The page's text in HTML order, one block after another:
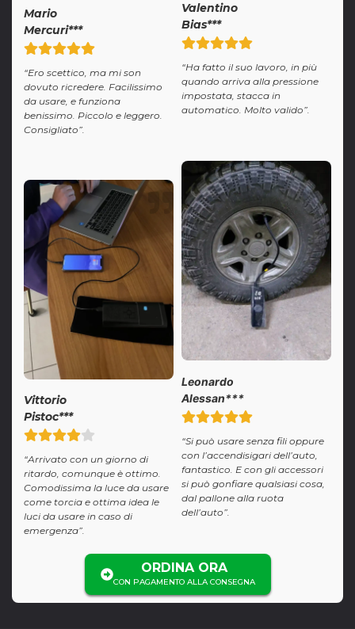
Mario
Mercuri***
“Ero scettico, ma mi son
dovuto ricredere. Facilissimo
da usare, e funziona
benissimo. Piccolo e leggero.
Consigliato”.
Vittorio
Pistoc***
“Arrivato con un giorno di
ritardo, comunque è ottimo.
Comodissima la luce da usare
come torcia e ottima idea le
luci da usare in caso di
emergenza”.
Valentino
Bias***
“Ha fatto il suo lavoro, in più
quando arriva alla pressione
impostata, stacca in
automatico. Molto valido”.
Leonardo
Alessan***
“Si può usare senza fili oppure
con l’accendisigari dell’auto,
fantastico. E con gli accessori
si può gonfiare qualsiasi cosa,
dal pallone alla ruota
dell’auto”.
ORDINA ORA
CON PAGAMENTO ALLA CONSEGNA